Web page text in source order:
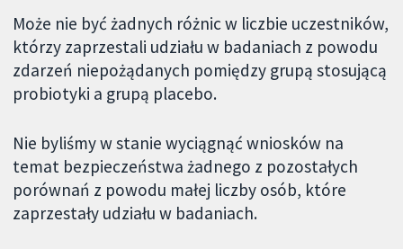
Może nie być żadnych różnic w liczbie uczestników,
którzy zaprzestali udziału w badaniach z powodu
zdarzeń niepożądanych pomiędzy grupą stosującą
probiotyki a grupą placebo.
Nie byliśmy w stanie wyciągnąć wniosków na
temat bezpieczeństwa żadnego z pozostałych
porównań z powodu małej liczby osób, które
zaprzestały udziału w badaniach.